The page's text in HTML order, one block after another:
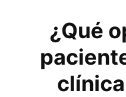
¿Qué